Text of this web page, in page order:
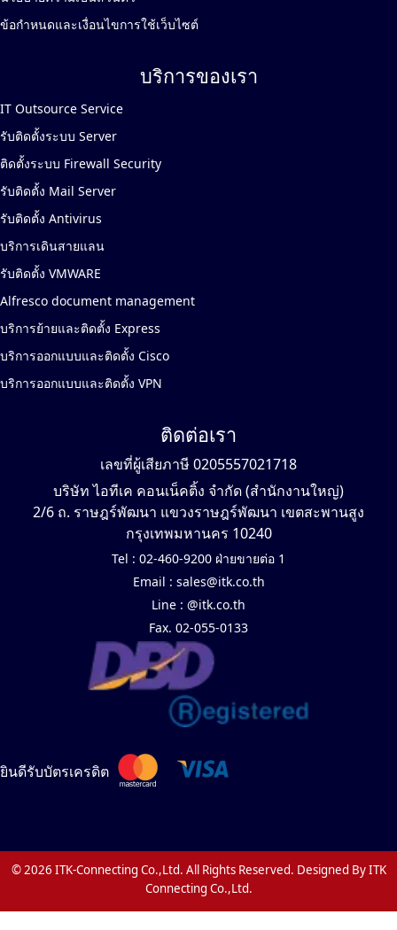
ข้อกำหนดและเงื่อนไขการใช้เว็บไซต์
บริการของเรา
IT Outsource Service
รับติดตั้งระบบ Server
ติดตั้งระบบ Firewall Security
รับติดตั้ง Mail Server
รับติดตั้ง Antivirus
บริการเดินสายแลน
รับติดตั้ง VMWARE
Alfresco document management
บริการย้ายและติดตั้ง Express
บริการออกแบบและติดตั้ง Cisco
บริการออกแบบและติดตั้ง VPN
ติดต่อเรา
เลขที่ผู้เสียภาษี 0205557021718
บริษัท ไอทีเค คอนเน็คติ้ง จำกัด (สำนักงานใหญ่)
2/6 ถ. ราษฎร์พัฒนา แขวงราษฎร์พัฒนา เขตสะพานสูง
กรุงเทพมหานคร 10240
Tel : 02-460-9200 ฝ่ายขายต่อ 1
Email : sales@itk.co.th
Line : @itk.co.th
Fax. 02-055-0133
ยินดีรับบัตรเครดิต
© 2026 ITK-Connecting Co.,Ltd. All Rights Reserved. Designed By ITK
Connecting Co.,Ltd.